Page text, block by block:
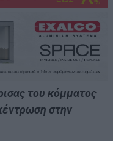
του κόμματος
στην